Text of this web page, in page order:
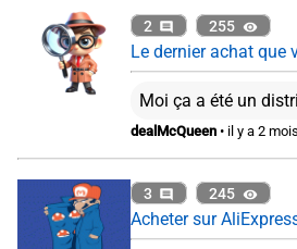
2 255
dealMcQueen • il y a 2 mois
3 245